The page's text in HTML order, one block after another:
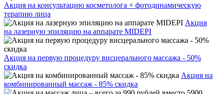
Акция на консультацию косметолога + фотодинамическую
терапию лица
Акция
на лазерную эпиляцию на аппарате MIDEPI
Акция на первую процедуру висцерального массажа - 50%
скидка
Акция на
комбинированный массаж - 85% скидка